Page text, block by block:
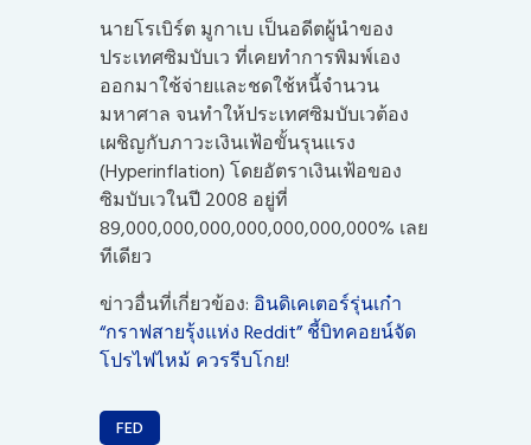
นายโรเบิร์ต มูกาเบ เป็นอดีตผู้นำของ
ประเทศซิมบับเว ที่เคยทำการพิมพ์เอง
ออกมาใช้จ่ายและชดใช้หนี้จำนวน
มหาศาล จนทำให้ประเทศซิมบับเวต้อง
เผชิญกับภาวะเงินเฟ้อขั้นรุนแรง
(Hyperinflation) โดยอัตราเงินเฟ้อของ
ซิมบับเวในปี 2008 อยู่ที่
89,000,000,000,000,000,000,000% เลย
ทีเดียว
ข่าวอื่นที่เกี่ยวข้อง: อินดิเคเตอร์รุ่นเก๋า
“กราฟสายรุ้งแห่ง Reddit” ชี้บิทคอยน์จัด
โปรไฟไหม้ ควรรีบโกย!
FED